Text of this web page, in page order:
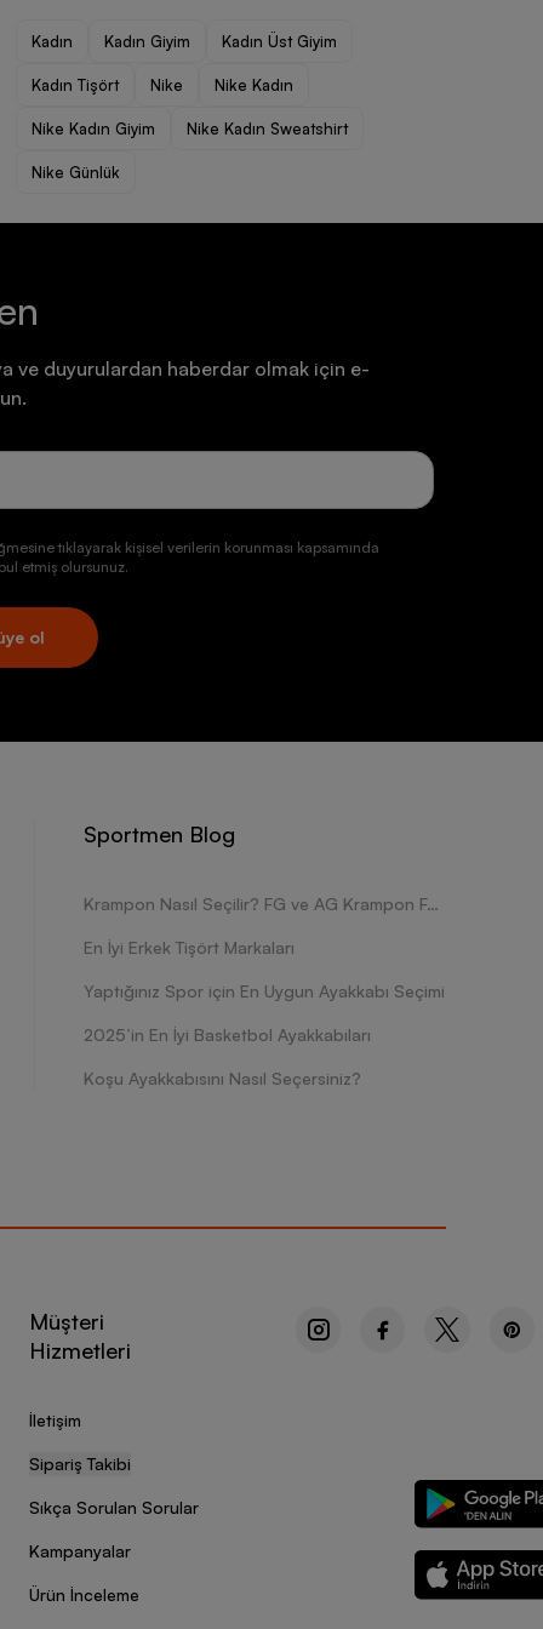
7.199,90 TL
Kadın Kadın Giyim Kadın Üst Giyim
Kadın Tişört Nike Nike Kadın
Nike Kadın Giyim Nike Kadın Sweatshirt
Nike Günlük
ve duyurulardan haberdar olmak için e-
tıklayarak kişisel verilerin korunması kapsamında
etmiş olursunuz.
ol
Sportmen Blog
Krampon Nasıl Seçilir? FG ve AG Krampon Farkları Nelerdir?
En İyi Erkek Tişört Markaları
Yaptığınız Spor için En Uygun Ayakkabı Seçimi
2025’in En İyi Basketbol Ayakkabıları
Koşu Ayakkabısını Nasıl Seçersiniz?
Müşteri
Hizmetleri
İletişim
Sipariş Takibi
Sıkça Sorulan Sorular
Kampanyalar
Ürün İnceleme